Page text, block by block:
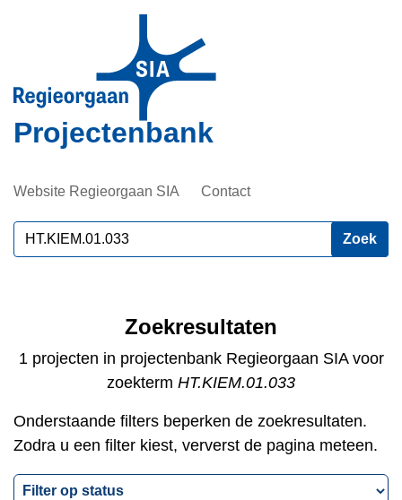
de
inhoud
gaan
Projectenbank
Website Regieorgaan SIA Contact
Zoeken
Zoekresultaten
1 projecten in projectenbank Regieorgaan SIA voor
zoekterm HT.KIEM.01.033
Onderstaande filters beperken de zoekresultaten.
Zodra u een filter kiest, ververst de pagina meteen.
Filter